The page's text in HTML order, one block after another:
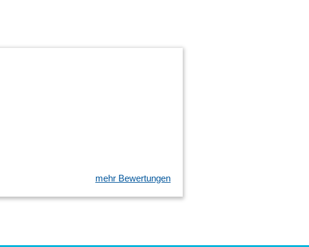
mehr Bewertungen